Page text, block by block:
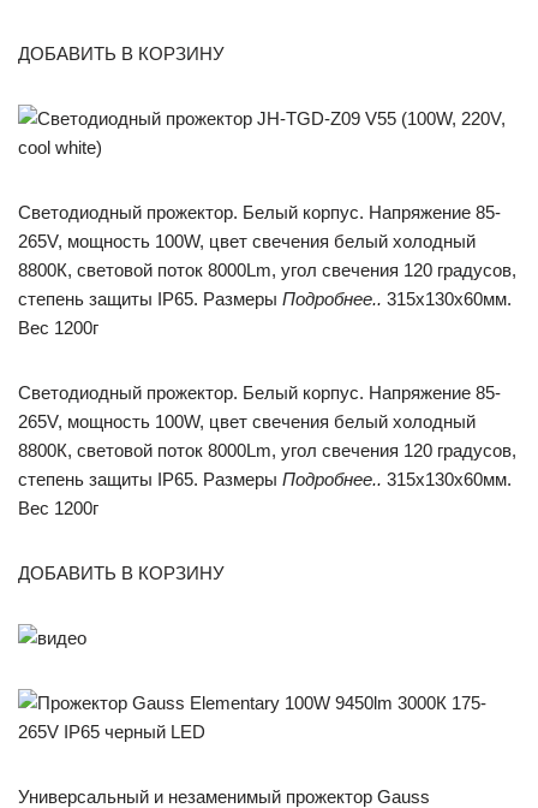
ДОБАВИТЬ В КОРЗИНУ
Светодиодный прожектор. Белый корпус. Напряжение 85-
265V, мощность 100W, цвет свечения белый холодный
8800К, световой поток 8000Lm, угол свечения 120 градусов,
степень защиты IP65. Размеры Подробнее.. 315x130x60мм.
Вес 1200г
Светодиодный прожектор. Белый корпус. Напряжение 85-
265V, мощность 100W, цвет свечения белый холодный
8800К, световой поток 8000Lm, угол свечения 120 градусов,
степень защиты IP65. Размеры Подробнее.. 315x130x60мм.
Вес 1200г
ДОБАВИТЬ В КОРЗИНУ
Универсальный и незаменимый прожектор Gauss